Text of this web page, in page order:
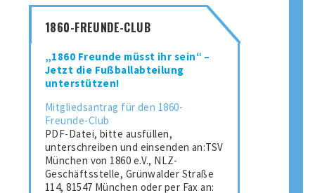
1860-FREUNDE-CLUB
„1860 Freunde müsst ihr sein“ –
Jetzt die Fußballabteilung
unterstützen!
Mitgliedsantrag für den 1860-
Freunde-Club
PDF-Datei, bitte ausfüllen,
unterschreiben und einsenden an:TSV
München von 1860 e.V., NLZ-
Geschäftsstelle, Grünwalder Straße
114, 81547 München oder per Fax an: